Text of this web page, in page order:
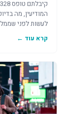
המודיעין, מה
לעשות לפני
קרא עוד ←